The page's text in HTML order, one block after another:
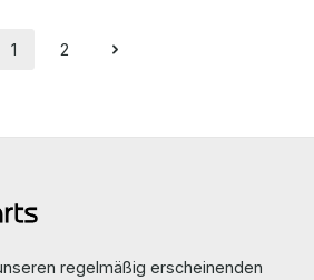
Seite
1
Seite
2
regelmäßig erscheinenden